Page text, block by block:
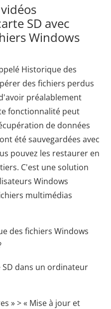
SD avec
Windows
Historique des
des fichiers perdus
préalablement
fonctionnalité peut
de données
été sauvegardées avec
pouvez les restaurer en
C'est une solution
Windows
multimédias
des fichiers Windows
SD dans un ordinateur
» > « Mise à jour et